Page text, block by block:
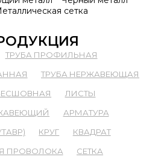
сетка
ТРУБА ПРОФИЛЬНАЯ
ТРУБА НЕРЖАВЕЮЩАЯ
ЛИСТЫ
АРМАТУРА
КРУГ
КВАДРАТ
ПРОВОЛОКА
СЕТКА